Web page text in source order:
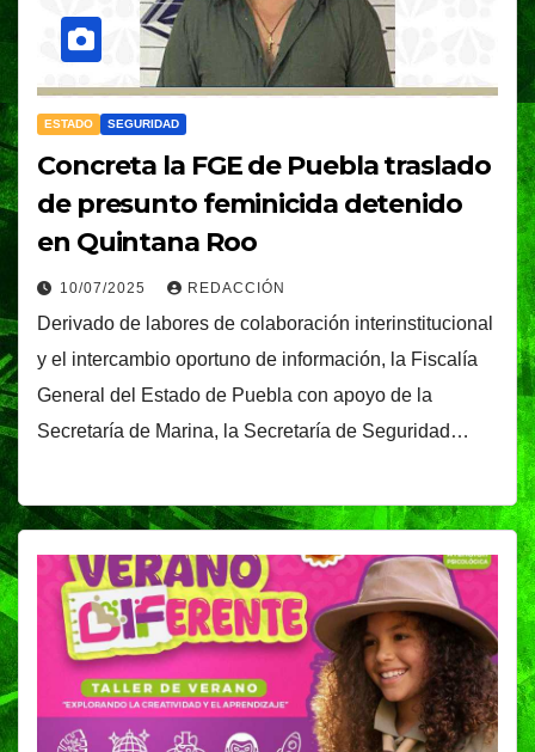
ESTADO SEGURIDAD
Concreta la FGE de Puebla traslado
de presunto feminicida detenido
en Quintana Roo
10/07/2025 REDACCIÓN
Derivado de labores de colaboración interinstitucional
y el intercambio oportuno de información, la Fiscalía
General del Estado de Puebla con apoyo de la
Secretaría de Marina, la Secretaría de Seguridad…